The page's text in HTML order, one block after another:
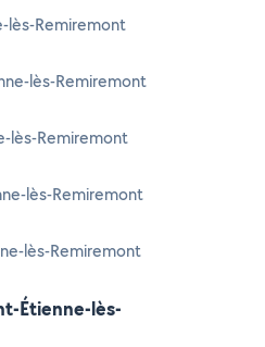
lès-Remiremont
lès-Remiremont
lès-Remiremont
lès-Remiremont
lès-Remiremont
Étienne-lès-